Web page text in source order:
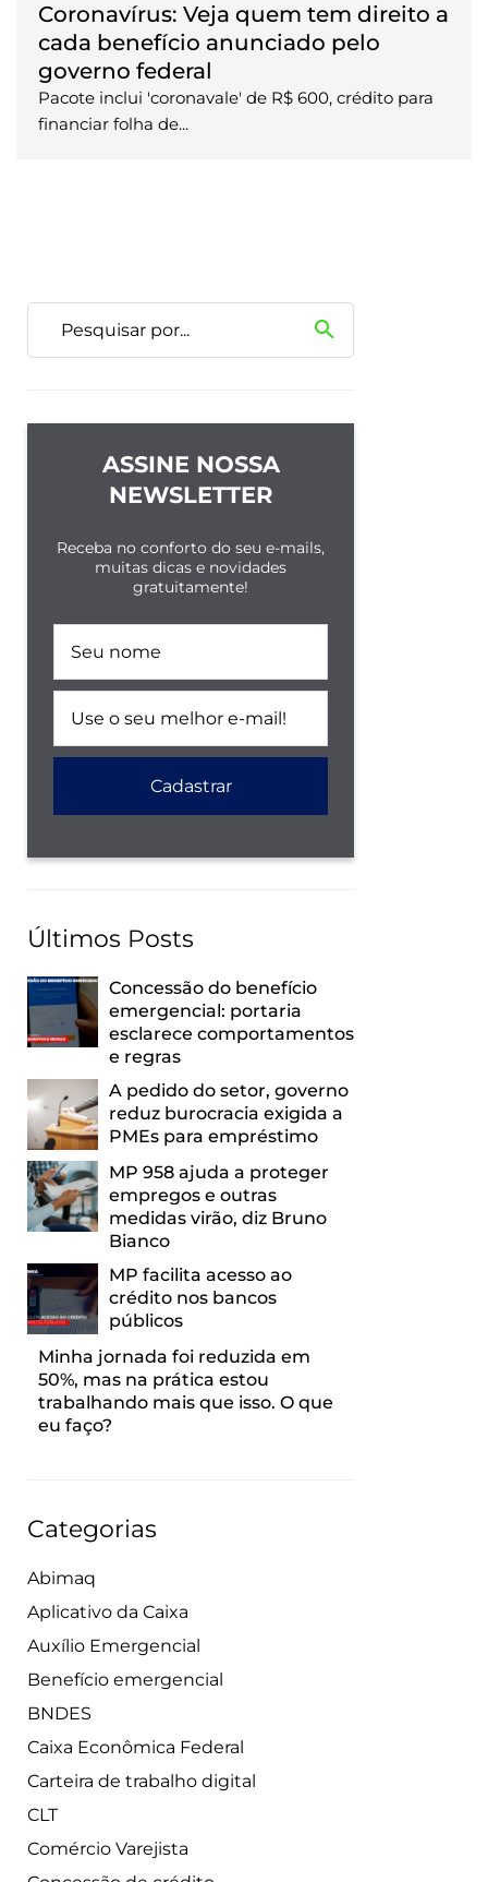
Coronavírus: Veja quem tem direito a
cada benefício anunciado pelo
governo federal
Pacote inclui 'coronavale' de R$ 600, crédito para
financiar folha de...
search
ASSINE NOSSA
NEWSLETTER
Receba no conforto do seu e-mails,
muitas dicas e novidades
gratuitamente!
Últimos Posts
Concessão do benefício
emergencial: portaria
esclarece comportamentos
e regras
A pedido do setor, governo
reduz burocracia exigida a
PMEs para empréstimo
MP 958 ajuda a proteger
empregos e outras
medidas virão, diz Bruno
Bianco
MP facilita acesso ao
crédito nos bancos
públicos
Minha jornada foi reduzida em
50%, mas na prática estou
trabalhando mais que isso. O que
eu faço?
Categorias
Abimaq
Aplicativo da Caixa
Auxílio Emergencial
Benefício emergencial
BNDES
Caixa Econômica Federal
Carteira de trabalho digital
CLT
Comércio Varejista